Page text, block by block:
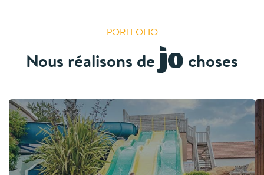
PORTFOLIO
Nous réalisons de
splendides